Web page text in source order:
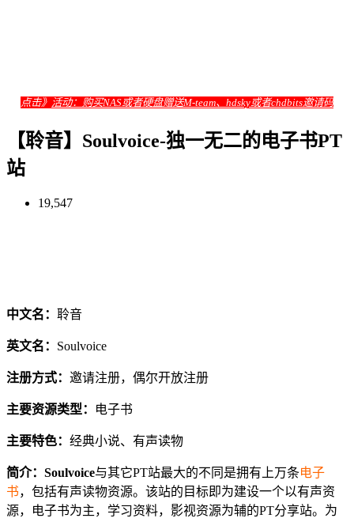
点击》 活动：购买NAS或者硬盘赠送M-team、hdsky或者chdbits邀请码
【聆音】Soulvoice-独一无二的电子书PT
站
19,547
中文名： 聆音
英文名： Soulvoice
注册方式： 邀请注册，偶尔开放注册
主要资源类型： 电子书
主要特色： 经典小说、有声读物
简介： Soulvoice与其它PT站最大的不同是拥有上万条电子
书，包括有声读物资源。该站的目标即为建设一个以有声资
源，电子书为主，学习资料，影视资源为辅的PT分享站。为